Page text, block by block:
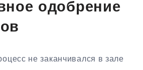
одобрение
не заканчивался в зале